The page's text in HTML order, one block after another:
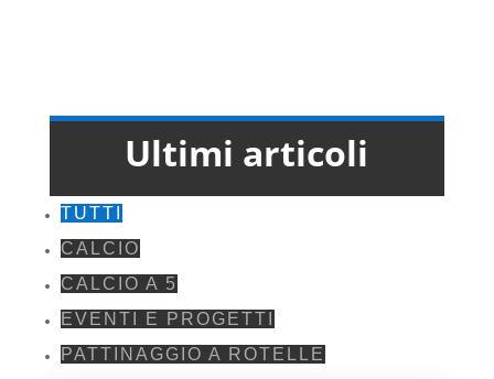
Ultimi articoli
TUTTI
CALCIO
CALCIO A 5
EVENTI E PROGETTI
PATTINAGGIO A ROTELLE